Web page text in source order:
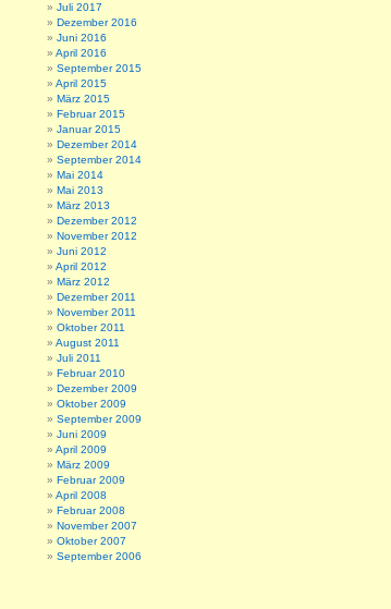
Juli 2017
Dezember 2016
Juni 2016
April 2016
September 2015
April 2015
März 2015
Februar 2015
Januar 2015
Dezember 2014
September 2014
Mai 2014
Mai 2013
März 2013
Dezember 2012
November 2012
Juni 2012
April 2012
März 2012
Dezember 2011
November 2011
Oktober 2011
August 2011
Juli 2011
Februar 2010
Dezember 2009
Oktober 2009
September 2009
Juni 2009
April 2009
März 2009
Februar 2009
April 2008
Februar 2008
November 2007
Oktober 2007
September 2006